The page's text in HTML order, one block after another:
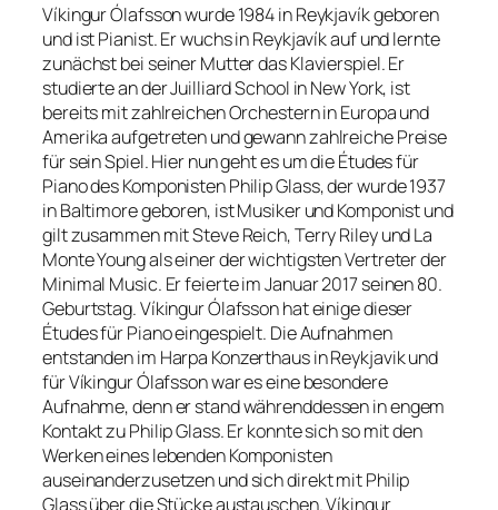
Víkingur Ólafsson wurde 1984 in Reykjavík geboren
und ist Pianist. Er wuchs in Reykjavík auf und lernte
zunächst bei seiner Mutter das Klavierspiel. Er
studierte an der Juilliard School in New York, ist
bereits mit zahlreichen Orchestern in Europa und
Amerika aufgetreten und gewann zahlreiche Preise
für sein Spiel. Hier nun geht es um die Études für
Piano des Komponisten Philip Glass, der wurde 1937
in Baltimore geboren, ist Musiker und Komponist und
gilt zusammen mit Steve Reich, Terry Riley und La
Monte Young als einer der wichtigsten Vertreter der
Minimal Music. Er feierte im Januar 2017 seinen 80.
Geburtstag. Víkingur Ólafsson hat einige dieser
Études für Piano eingespielt. Die Aufnahmen
entstanden im Harpa Konzerthaus in Reykjavik und
für Víkingur Ólafsson war es eine besondere
Aufnahme, denn er stand währenddessen in engem
Kontakt zu Philip Glass. Er konnte sich so mit den
Werken eines lebenden Komponisten
auseinanderzusetzen und sich direkt mit Philip
Glass über die Stücke austauschen. Víkingur